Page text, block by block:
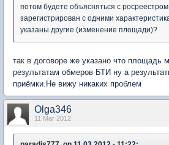
потом будете объясняться с
зарегистрирован с одними
указаны другие (изменение площади)?
так в договоре же указано что площадь
результатам обмеров БТИ ну а
приёмки.Не вижу никаких проблем
Olga346
11 Mar 2012